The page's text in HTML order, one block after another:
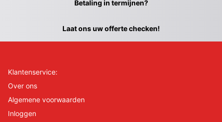
Betaling in termijnen?
Laat ons uw offerte checken!
Klantenservice:
Over ons
Algemene voorwaarden
Inloggen